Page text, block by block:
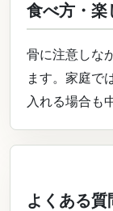
食べ方・楽
骨に注意しな
ます。家庭で
入れる場合も
よくある質